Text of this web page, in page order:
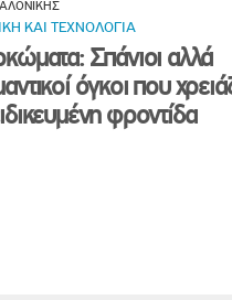
ΚΑΙ ΤΕΧΝΟΛΟΓΙΑ
Σπάνιοι αλλά
όγκοι που
φροντίδα